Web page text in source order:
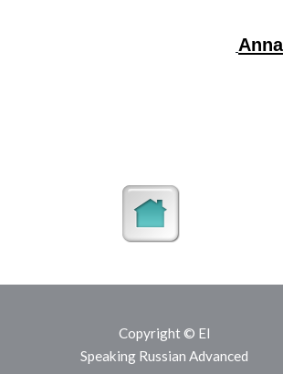
Copyright © EI
Speaking Russian Advanced